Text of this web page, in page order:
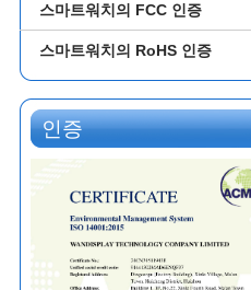
스마트워치의 FCC 인증
스마트워치의 RoHS 인증
인증